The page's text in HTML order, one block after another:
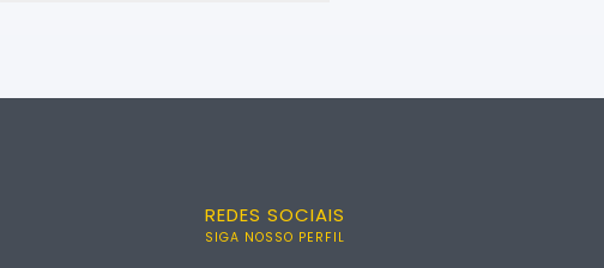
REDES SOCIAIS
SIGA NOSSO PERFIL